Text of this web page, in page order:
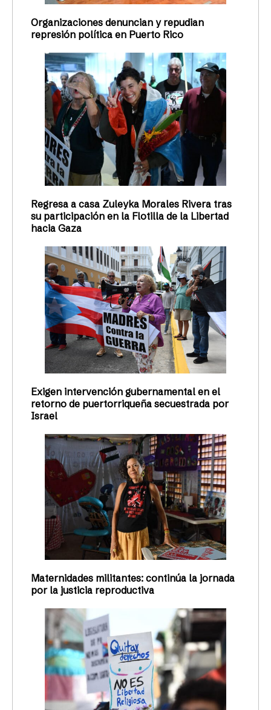
Organizaciones denuncian y repudian
represión política en Puerto Rico
Regresa a casa Zuleyka Morales Rivera tras
su participación en la Flotilla de la Libertad
hacia Gaza
Exigen intervención gubernamental en el
retorno de puertorriqueña secuestrada por
Israel
Maternidades militantes: continúa la jornada
por la justicia reproductiva